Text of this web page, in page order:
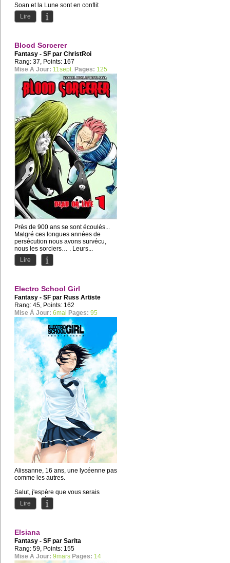
Soan et la Lune sont en conflit
depuis que l'Enfant de cette...
Lire
Blood Sorcerer
Fantasy - SF par ChristRoi
Rang: 37, Points: 167
Mise À Jour: 11sept. Pages: 125
Près de 900 ans se sont écoulés...
Malgré ces longues années de
persécution nous avons survécu,
nous les sorciers… . Leurs...
Lire
Electro School Girl
Fantasy - SF par Russ Artiste
Rang: 45, Points: 162
Mise À Jour: 6mai Pages: 95
Alissanne, 16 ans, une lycéenne pas
comme les autres.
Salut, j'espère que vous serais
nombreux à suivre cette petite BD.
Lire
Elsiana
Fantasy - SF par Sarita
Rang: 59, Points: 155
Mise À Jour: 9mars Pages: 14